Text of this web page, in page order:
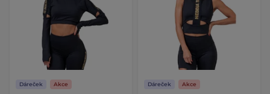
Dáreček Akce Dáreček Akce